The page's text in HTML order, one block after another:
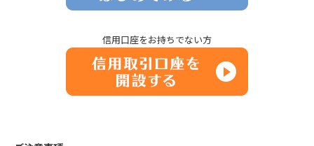
信用口座をお持ちでない方